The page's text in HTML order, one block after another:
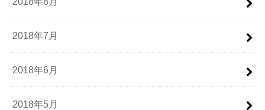
2018年7月
2018年6月
2018年5月